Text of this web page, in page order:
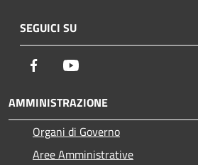
SEGUICI SU
Facebook
AMMINISTRAZIONE
Organi di Governo
Aree Amministrative